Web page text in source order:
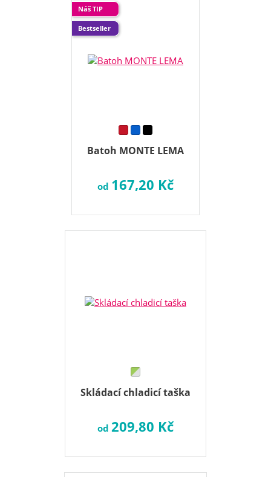
Batoh MONTE LEMA
Náš TIP
Bestseller
od 167,20 Kč
Skládací chladicí taška
od 209,80 Kč